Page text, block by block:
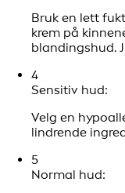
Bruk en lett
krem på
blandingshud.
4
Sensitiv hud:
Velg en
lindrende
5
Normal hud: